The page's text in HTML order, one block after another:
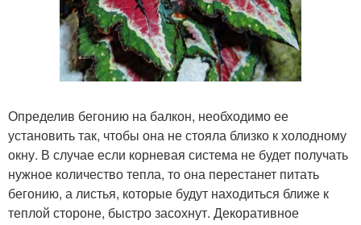
Определив бегонию на балкон, необходимо ее
установить так, чтобы она не стояла близко к холодному
окну. В случае если корневая система не будет получать
нужное количество тепла, то она перестанет питать
бегонию, а листья, которые будут находиться ближе к
теплой стороне, быстро засохнут. Декоративное